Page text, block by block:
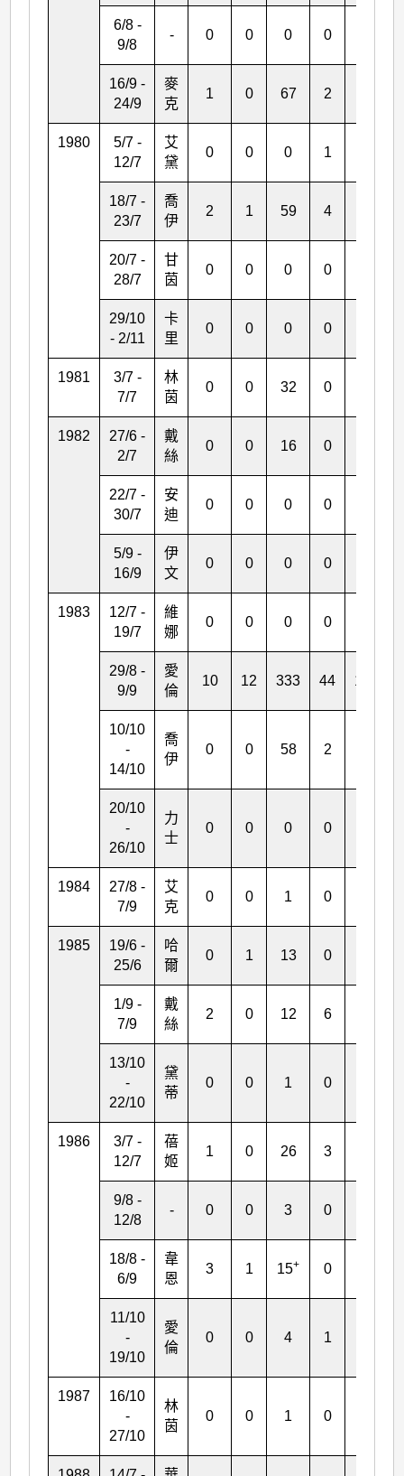
6/8 -
9/8
- 0 0 0 0
16/9 -
24/9
麥
克
1 0 67 2
1980
5/7 -
12/7
艾
黛
0 0 0 1
18/7 -
23/7
喬
伊
2 1 59 4
20/7 -
28/7
甘
茵
0 0 0 0
29/10
- 2/11
卡
里
0 0 0 0
1981
3/7 -
7/7
林
茵
0 0 32 0
1982
27/6 -
2/7
戴
絲
0 0 16 0
22/7 -
30/7
安
迪
0 0 0 0
5/9 -
16/9
伊
文
0 0 0 0
1983
12/7 -
19/7
維
娜
0 0 0 0
29/8 -
9/9
愛
倫
10 12 333 44 135
10/10
-
14/10
喬
伊
0 0 58 2
20/10
-
26/10
力
士
0 0 0 0
1984
27/8 -
7/9
艾
克
0 0 1 0
1985
19/6 -
25/6
哈
爾
0 1 13 0
1/9 -
7/9
戴
絲
2 0 12 6
13/10
-
22/10
黛
蒂
0 0 1 0
1986
3/7 -
12/7
蓓
姬
1 0 26 3
9/8 -
12/8
- 0 0 3 0
18/8 -
6/9
韋
恩
3 1 15+ 0
11/10
-
19/10
愛
倫
0 0 4 1
1987
16/10
-
27/10
林
茵
0 0 1 0